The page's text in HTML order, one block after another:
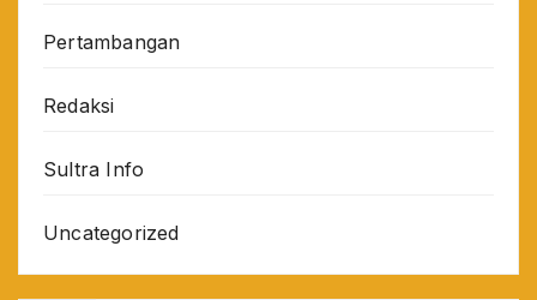
Pertambangan
Redaksi
Sultra Info
Uncategorized